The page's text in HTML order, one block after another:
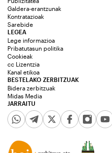
Galdera-erantzunak
Kontratazioak
Sarebide
JARRAITU
LEGEA
Lege informazioa
Pribatutasun politika
Cookieak
cc Lizentzia
Kanal etikoa
BESTELAKO ZERBITZUAK
Bidera zerbitzuak
Midas Media